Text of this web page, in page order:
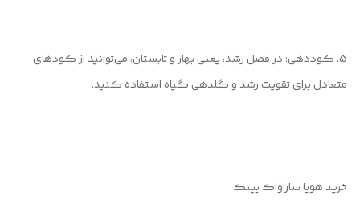
5. کوددهی: در فصل رشد، یعنی بهار و تابستان، می‌توانید از کودهای
متعادل برای تقویت رشد و گلدهی گیاه استفاده کنید.
خرید هویا ساراواک پینک